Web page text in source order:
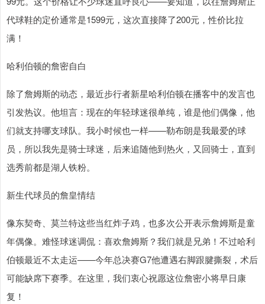
代球鞋的定价通常是1599元，这次直接降了200元，性价比拉
满！
哈利伯顿的詹密自白
除了詹姆斯的动态，最近步行者新星哈利伯顿在播客中的发言也
引发热议。他坦言：现在的年轻球迷很单纯，谁是他们偶像，他
们就支持哪支球队。我小时候也一样——勒布朗是我最爱的球
员，所以我先是骑士球迷，后来追随他到热火，又回骑士，直到
选秀前都是湖人铁粉。
新生代球员的詹皇情结
像东契奇、莫兰特这些当红炸子鸡，也多次公开表示詹姆斯是童
年偶像。难怪球迷调侃：喜欢詹姆斯？我们就是兄弟！不过哈利
伯顿最近不太走运——今年总决赛G7他遭遇右脚跟腱撕裂，术后
可能缺席下赛季。在这里，我们衷心祝愿这位詹密小将早日康
复！